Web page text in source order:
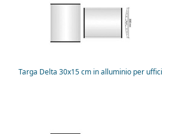
Targa Delta 30x15 cm in alluminio per uffici